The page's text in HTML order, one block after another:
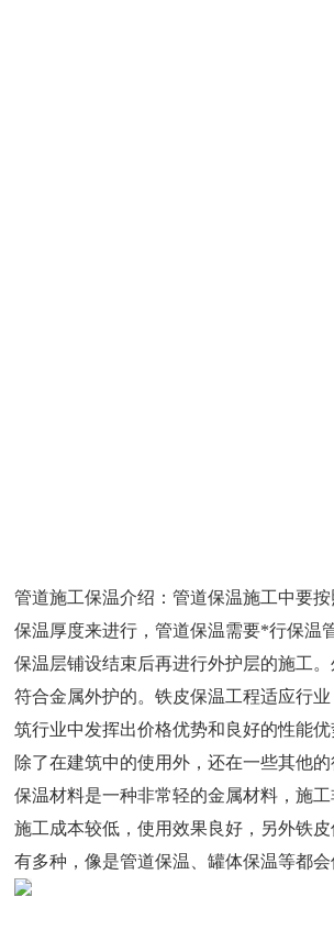
管道施工保温介绍：管道保温施工中要
保温厚度来进行，管道保温需要*行保温
保温层铺设结束后再进行外护层的施工
符合金属外护的。铁皮保温工程适应行
筑行业中发挥出价格优势和良好的性能
除了在建筑中的使用外，还在一些其他
保温材料是一种非常轻的金属材料，施工
施工成本较低，使用效果良好，另外铁
有多种，像是管道保温、罐体保温等都会